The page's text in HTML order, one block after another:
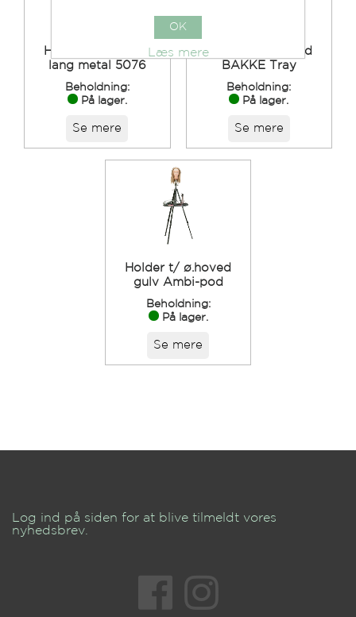
Holder t/ ø.hoved
lang metal 5076
Beholdning:
På lager.
Se mere
Holder t/ ø.hoved
BAKKE Tray
Beholdning:
På lager.
Se mere
Holder t/ ø.hoved
gulv Ambi-pod
Beholdning:
På lager.
Se mere
Log ind på siden for at blive tilmeldt vores
nyhedsbrev.
OK
Læs mere